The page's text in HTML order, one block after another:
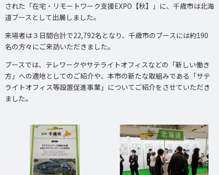
された「在宅・リモートワーク支援EXPO【秋】」に、千歳市は北海
道ブースとして出展しました。
来場者は３日間合計で22,792名となり、千歳市のブースには約190
名の方々にご来訪いただきました。
ブースでは、テレワークやサテライトオフィスなどの「新しい働き
方」への適地としてのご紹介や、本市の新たな取組みである「サテ
ライトオフィス等設置促進事業」についてご紹介をさせていただき
ました。